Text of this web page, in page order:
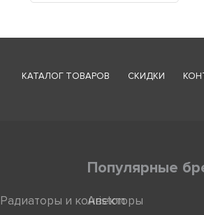
КАТАЛОГ ТОВАРОВ СКИДКИ
Радиаторы и конвекторы
Популярные
Ariston